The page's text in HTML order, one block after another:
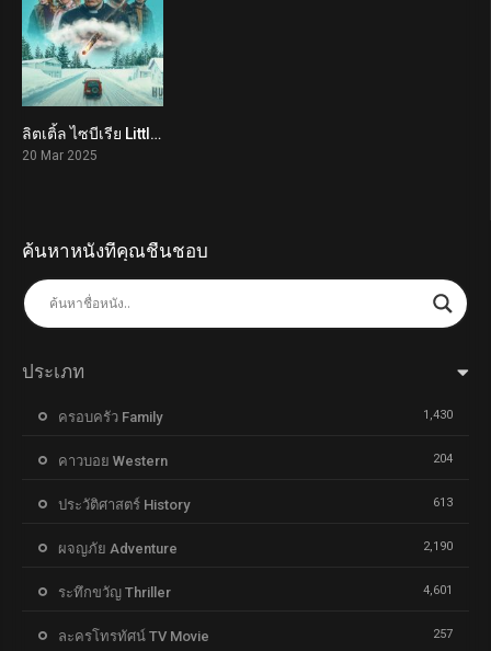
5.1ลิตเติ้ล​ ไซบีเรีย Little Siberia (2025)
20 Mar 2025
ค้นหาหนังที่คุณชื่นชอบ
ประเภท
ครอบครัว Family 1,430
คาวบอย Western 204
ประวัติศาสตร์ History 613
ผจญภัย Adventure 2,190
ระทึกขวัญ Thriller 4,601
ละครโทรทัศน์ TV Movie 257